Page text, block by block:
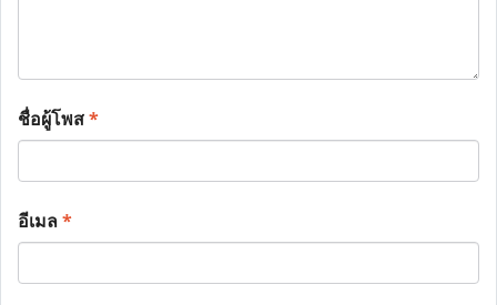
ชื่อผู้โพส*
อีเมล*